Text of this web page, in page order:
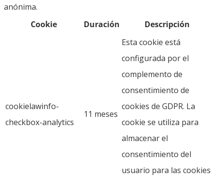
anónima.
Cookie
Duración Descripción
cookielawinfo-
checkbox-analytics
11 meses
Esta cookie está
configurada por el
complemento de
consentimiento de
cookies de GDPR. La
cookie se utiliza para
almacenar el
consentimiento del
usuario para las cookies